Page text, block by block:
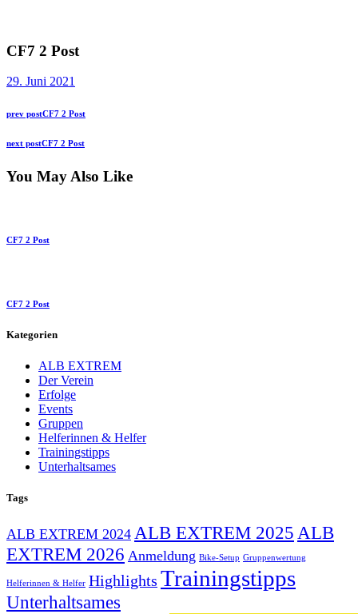
CF7 2 Post
29. Juni 2021
Beitragsnavigation
Previous
prev postCF7 2 Post
Next
next postCF7 2 Post
You May Also Like
CF7 2 Post
CF7 2 Post
Kategorien
ALB EXTREM
Der Verein
Erfolge
Events
Gruppen
Helferinnen & Helfer
Trainingstipps
Unterhaltsames
Tags
ALB EXTREM 2024 ALB EXTREM 2025ALB
EXTREM 2026 Anmeldung Bike-Setup Gruppenwertung
Helferinnen & Helfer Highlights Trainingstipps
Unterhaltsames